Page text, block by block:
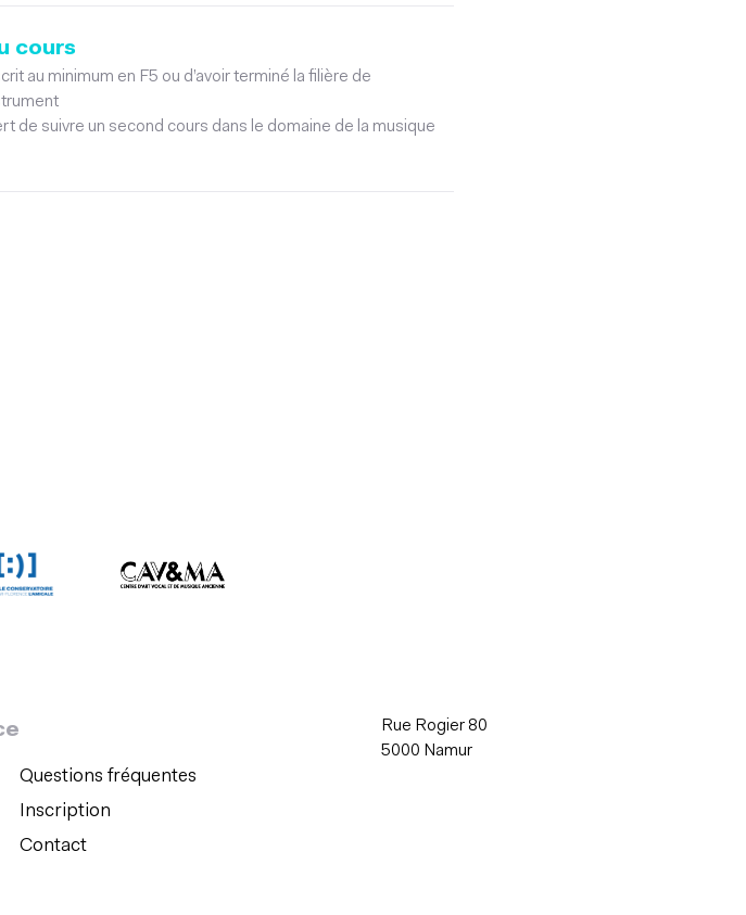
cours
au minimum en F5 ou d’avoir terminé la filière de
de suivre un second cours dans le domaine de la musique
Questions fréquentes
Inscription
Contact
Rue Rogier 80
5000 Namur